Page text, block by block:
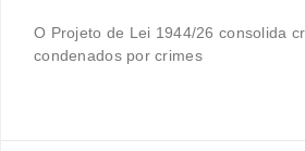
O Projeto de Lei 1944/26 consolida
condenados por crimes